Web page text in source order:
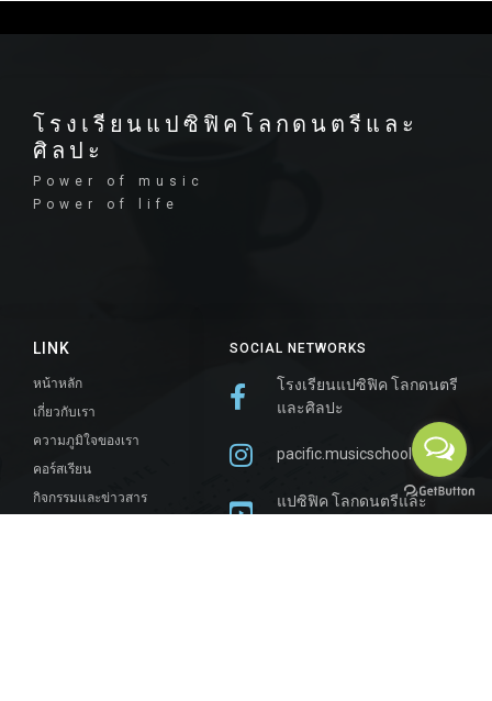
SOCIAL NETWORKS
โรงเรียนแปซิฟิค โลกดนตรี
และศิลปะ
pacific.musicschool
แปซิฟิค โลกดนตรีและ
LINK
หน้าหลัก
เกี่ยวกับเรา
ความภูมิใจของเรา
คอร์สเรียน
กิจกรรมและข่าวสาร
โรงเรียนแปซิฟิคโลกดนตรีและ
ศิลปะ
Power of music
Power of life